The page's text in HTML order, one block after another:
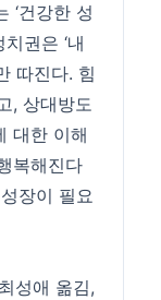
‘건강한 성
권은 ‘내
따진다. 힘
, 상대방도
대한 이해
복해진다
장이 필요
성애 옮김,